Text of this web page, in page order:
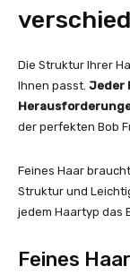
Die Struktur Ihrer
Ihnen passt. Jeder
der perfekten Bob
Feines Haar
Struktur und
jedem Haartyp das
Feines